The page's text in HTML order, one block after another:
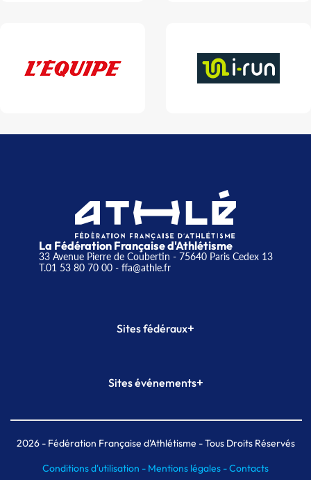
La Fédération Française d'Athlétisme
33 Avenue Pierre de Coubertin - 75640 Paris Cedex 13
T.01 53 80 70 00- ffa@athle.fr
Sites fédéraux+
Plateforme Formation
Sites événements+
Meeting de Paris indoor
MAIF Ekiden de Paris
2026- Fédération Française d'Athlétisme - Tous Droits Réservés
Conditions d'utilisation - Mentions légales -Contacts